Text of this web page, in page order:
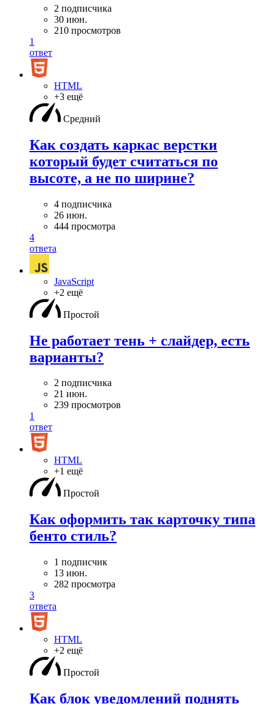
2 подписчика
30 июн.
210 просмотров
1
ответ
HTML
+3 ещё
Средний
Как создать каркас верстки
который будет считаться по
высоте, а не по ширине?
4 подписчика
26 июн.
444 просмотра
4
ответа
JavaScript
+2 ещё
Простой
Не работает тень + слайдер, есть
варианты?
2 подписчика
21 июн.
239 просмотров
1
ответ
HTML
+1 ещё
Простой
Как оформить так карточку типа
бенто стиль?
1 подписчик
13 июн.
282 просмотра
3
ответа
HTML
+2 ещё
Простой
Как блок уведомлений поднять